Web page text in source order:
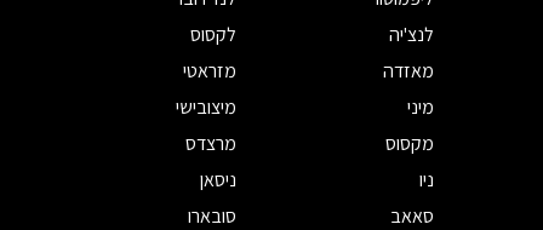
לנצ'יה
לקסוס
מאזדה
מזראטי
מיני
מיצובישי
מקסוס
מרצדס
ניו
ניסאן
סאאב
סובארו